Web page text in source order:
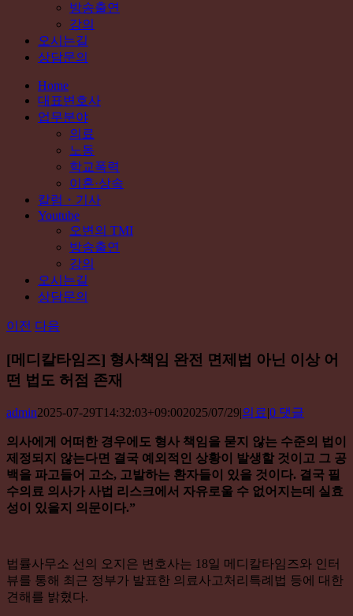
방송출연
강의
오시는길
상담문의
Home
대표변호사
업무분야
의료
노동
학교폭력
이혼·상속
칼럼・기사
Youtube
오변의 TMI
방송출연
강의
오시는길
상담문의
이전 다음
[메디칼타임즈] 형사책임 완전 면제법 아닌 이상 어
떤 법도 허점 존재
admin2025-07-29T14:32:03+09:002025/07/29|의료|0 댓글
의사에게 어떠한 경우에도 형사 책임을 묻지 않는 수준의 법이
제정되지 않는다면 결국 예외적인 상황이 발생할 것이고 그 공
백을 파고들어 고소, 고발하는 환자들이 있을 것이다. 결국 필
수의료 의사가 사법 리스크에서 자유로울 수 없어지는데 실효
성이 있을지 의문이다.”
법률사무소 선의 오지은 변호사는 18일 메디칼타임즈와 인터
뷰를 통해 최근 정부가 발표한 의료사고처리특례법 등에 대한
견해를 밝혔다.